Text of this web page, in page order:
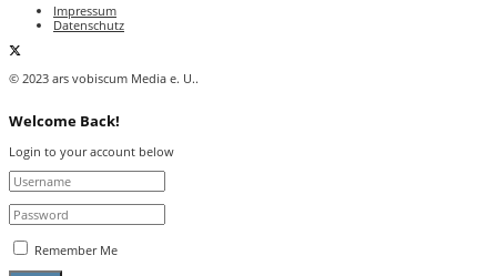
Impressum
Datenschutz
© 2023 ars vobiscum Media e. U..
Welcome Back!
Login to your account below
Remember Me